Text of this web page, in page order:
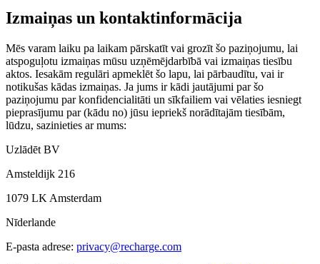
Izmaiņas un kontaktinformācija
Mēs varam laiku pa laikam pārskatīt vai grozīt šo paziņojumu, lai
atspoguļotu izmaiņas mūsu uzņēmējdarbībā vai izmaiņas tiesību
aktos. Iesakām regulāri apmeklēt šo lapu, lai pārbaudītu, vai ir
notikušas kādas izmaiņas. Ja jums ir kādi jautājumi par šo
paziņojumu par konfidencialitāti un sīkfailiem vai vēlaties iesniegt
pieprasījumu par (kādu no) jūsu iepriekš norādītajām tiesībām,
lūdzu, sazinieties ar mums:
Uzlādēt BV
Amsteldijk 216
1079 LK Amsterdam
Nīderlande
E-pasta adrese: privacy@recharge.com